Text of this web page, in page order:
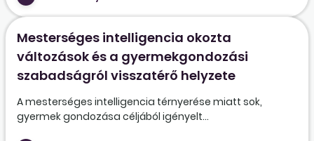
Mesterséges intelligencia okozta
változások és a gyermekgondozási
szabadságról visszatérő helyzete
A mesterséges intelligencia térnyerése miatt sok,
gyermek gondozása céljából igényelt...